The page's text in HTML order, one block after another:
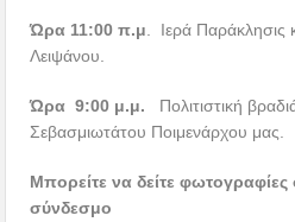
Ώρα 11:00 π.μ . Ιερά
Λειψάνου.
Ώρα 9:00 μ.μ. Πολιτιστική
Σεβασμιωτάτου Ποιμενάρχου μας.
Μπορείτε να δείτε
σύνδεσμο